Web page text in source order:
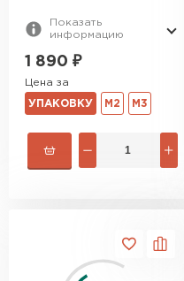
Показать
информацию
1 890 ₽
Цена за
УПАКОВКУ М2 М3